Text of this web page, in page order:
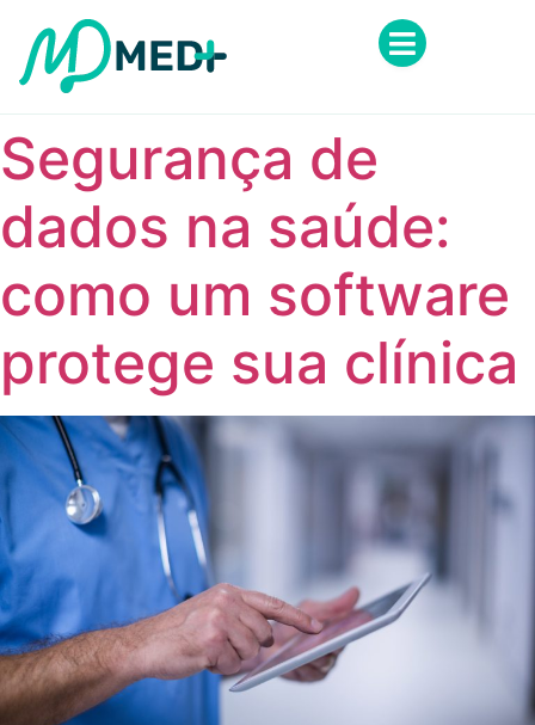
Segurança de
dados na saúde:
como um software
protege sua clínica